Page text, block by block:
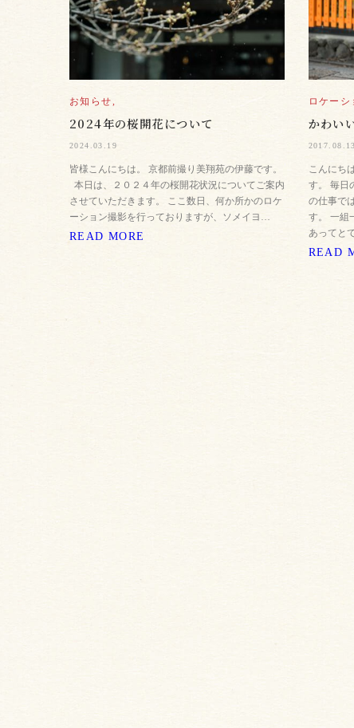
お知らせ,
2024年の桜開花について
2024.03.19
皆様こんにちは。 京都前撮り美翔苑の伊藤です。
本日は、２０２４年の桜開花状況についてご案内
させていただきます。 ここ数日、何か所かのロケ
ーション撮影を行っておりますが、ソメイヨ…
READ MORE
ロケーシ
かわい
2017.08.13
こんにち
す。 毎日
の仕事で
す。 一組
あってと
READ